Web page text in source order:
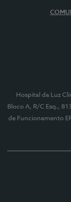
Hospital da Luz
Bloco A, R/C Esq.,
de Funcionamento